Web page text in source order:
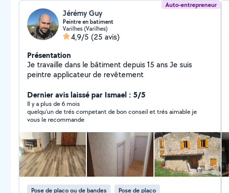
Auto-entrepreneur
Jérémy Guy
Peintre en batiment
Varilhes (Varilhes)
4,9/5 (25 avis)
Présentation
Je travaille dans le bâtiment depuis 15 ans Je suis
peintre applicateur de revêtement
Dernier avis laissé par Ismael : 5/5
Il y a plus de 6 mois
quelqu'un de trés competant de bon conseil et trés aimable je
vous le recommande
Pose de placo ou de bandes Pose de placo